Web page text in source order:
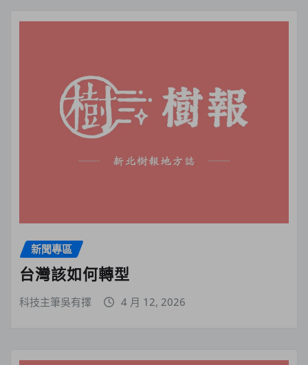
新聞專區
台灣該如何轉型
科技主筆吳有擇 4 月 12, 2026